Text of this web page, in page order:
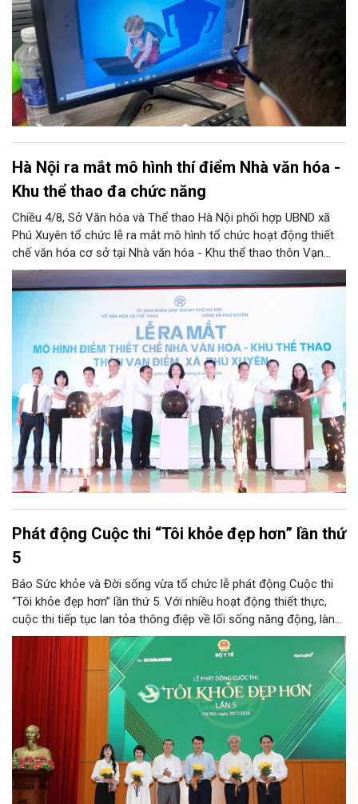
đó, chương trình siết chặt trách nhiệm của doanh nghiệp công
nghệ, viễn thông và đơn vị cung cấp trò chơi điện tử trong việc
gỡ bỏ nội dung độc hại và bảo vệ thông tin riêng tư của trẻ.
Hà Nội ra mắt mô hình thí điểm Nhà văn hóa -
Khu thể thao đa chức năng
Chiều 4/8, Sở Văn hóa và Thể thao Hà Nội phối hợp UBND xã
Phú Xuyên tổ chức lễ ra mắt mô hình tổ chức hoạt động thiết
chế văn hóa cơ sở tại Nhà văn hóa - Khu thể thao thôn Vạn
Điểm, xã Phú Xuyên.
Phát động Cuộc thi “Tôi khỏe đẹp hơn” lần thứ
5
Báo Sức khỏe và Đời sống vừa tổ chức lễ phát động Cuộc thi
“Tôi khỏe đẹp hơn” lần thứ 5. Với nhiều hoạt động thiết thực,
cuộc thi tiếp tục lan tỏa thông điệp về lối sống năng động, lành
mạnh và khuyến khích người dân chủ động chăm sóc sức khỏe.